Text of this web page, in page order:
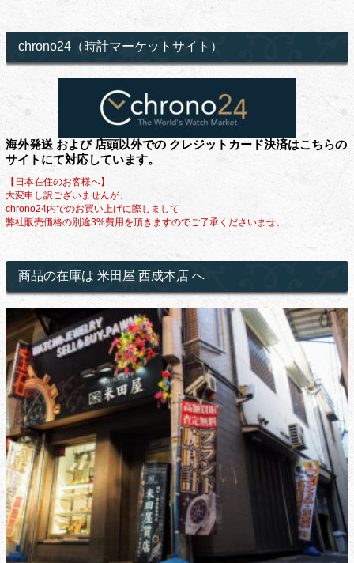
chrono24（時計マーケットサイト）
海外発送 および 店頭以外での クレジットカード決済はこちらの
サイトにて対応しています。
【日本在住のお客様へ】
大変申し訳ございませんが、
chrono24内でのお買い上げに際しまして
弊社販売価格の別途3%費用を頂きますのでご了承くださいませ。
商品の在庫は 米田屋 西成本店 へ